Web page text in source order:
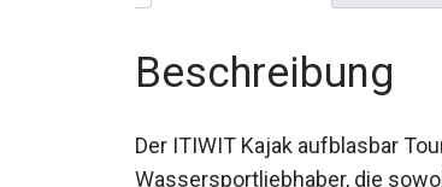
Beschreibung
Der ITIWIT Kajak aufblasbar
Wassersportliebhaber, die